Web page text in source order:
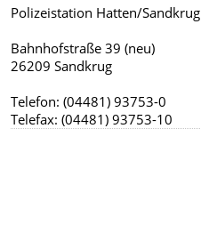
Polizeistation Hatten/Sandkrug
Bahnhofstraße 39 (neu)
26209 Sandkrug
Telefon: (04481) 93753-0
Telefax: (04481) 93753-10